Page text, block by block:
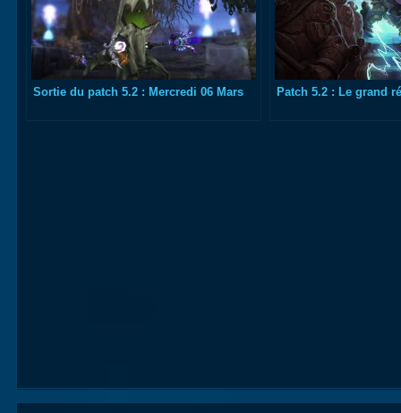
Sortie du patch 5.2 : Mercredi 06 Mars Patch 5.2 : Le grand